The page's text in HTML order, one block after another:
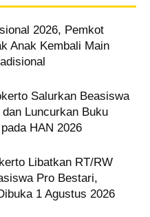
2026, Pemkot
Anak Kembali Main
Salurkan Beasiswa
dan Luncurkan Buku
HAN 2026
Libatkan RT/RW
Pro Bestari,
1 Agustus 2026